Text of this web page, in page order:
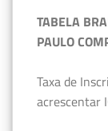
TABELA
PAULO
Taxa de
acrescentar